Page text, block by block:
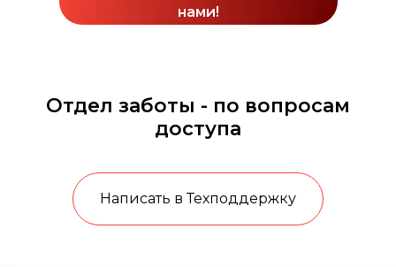
нами!
Отдел заботы - по вопросам
доступа
Написать в Техподдержку